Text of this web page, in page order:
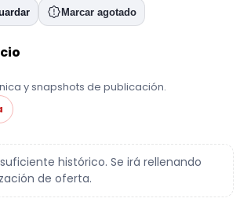
Marcar agotado
y snapshots de publicación.
histórico. Se irá rellenando
de oferta.